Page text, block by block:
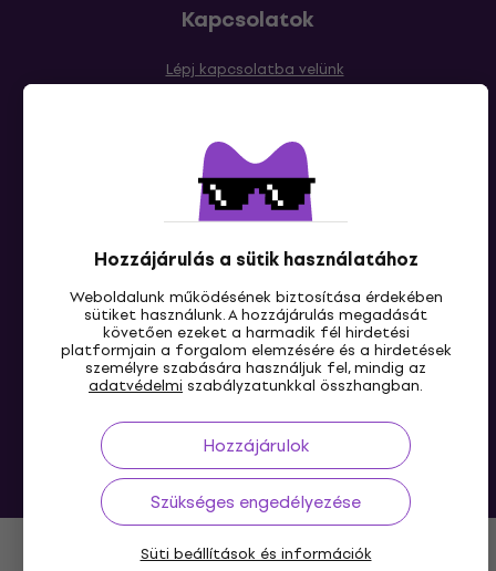
Hozzájárulás a sütik használatához
Weboldalunk működésének biztosítása érdekében
sütiket használunk. A hozzájárulás megadását
követően ezeket a harmadik fél hirdetési
platformjain a forgalom elemzésére és a hirdetések
személyre szabására használjuk fel, mindig az
adatvédelmi szabályzatunkkal összhangban.
Hozzájárulok
Szükséges engedélyezése
Süti beállítások és információk
Kapcsolatok
Lépj kapcsolatba velünk
HU
© 2004-2026 MUZIKER a.s.